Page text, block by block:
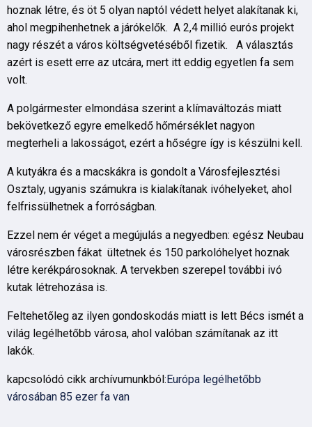
hoznak létre, és öt 5 olyan naptól védett helyet alakítanak ki,
ahol megpihenhetnek a járókelők. A 2,4 millió eurós projekt
nagy részét a város költségvetéséből fizetik. A választás
azért is esett erre az utcára, mert itt eddig egyetlen fa sem
volt.
A polgármester elmondása szerint a klímaváltozás miatt
bekövetkező egyre emelkedő hőmérséklet nagyon
megterheli a lakosságot, ezért a hőségre így is készülni kell.
A kutyákra és a macskákra is gondolt a Városfejlesztési
Osztaly, ugyanis számukra is kialakítanak ivóhelyeket, ahol
felfrissülhetnek a forróságban.
Ezzel nem ér véget a megújulás a negyedben: egész Neubau
városrészben fákat ültetnek és 150 parkolóhelyet hoznak
létre kerékpárosoknak. A tervekben szerepel további ivó
kutak létrehozása is.
Feltehetőleg az ilyen gondoskodás miatt is lett Bécs ismét a
világ legélhetőbb városa, ahol valóban számítanak az itt
lakók.
kapcsolódó cikk archívumunkból:Európa legélhetőbb
városában 85 ezer fa van